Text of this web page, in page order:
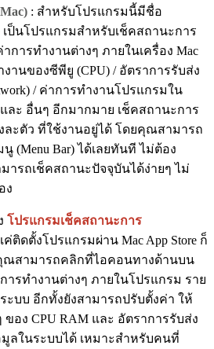
: สำหรับโปรแกรมนี้มีชื่อ
เป็นโปรแกรมสำหรับเช็คสถานะการ
าการทำงานต่างๆ ภายในเครื่อง Mac
านของซีพียู (CPU) / อัตราการรับส่ง
/ ค่าการทำงานโปรแกรมใน
ละ อื่นๆ อีกมากมาย เช็คสถานะการ
ละตัว ที่ใช้งานอยู่ได้ โดยคุณสามารถ
(Menu Bar) ได้เลยทันที ไม่ต้อง
ารถเช็คสถานะปัจจุบันได้ง่ายๆ ไม่
ง
โปรแกรมเช็คสถานะการ
ค่ติดตั้งโปรแกรมผ่าน Mac App Store ก็
ณสามารถคลิกที่ไอคอนทางด้านบน
การทำงานต่างๆ ภายในโปรแกรม ราย
บบ อีกทั้งยังสามารถปรับตั้งค่า ให้
อง CPU RAM และ อัตราการรับส่ง
ลในระบบได้ เหมาะสำหรับคนที่